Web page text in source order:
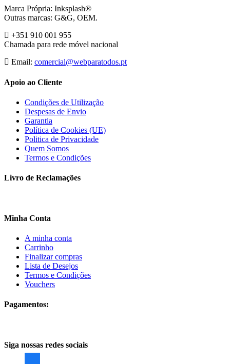
Marca Própria: Inksplash®
Outras marcas: G&G, OEM.
+351 910 001 955
Chamada para rede móvel nacional
Email: comercial@webparatodos.pt
Apoio ao Cliente
Condições de Utilização
Despesas de Envio
Garantia
Política de Cookies (UE)
Politica de Privacidade
Quem Somos
Termos e Condições
Livro de Reclamações
Minha Conta
A minha conta
Carrinho
Finalizar compras
Lista de Desejos
Termos e Condições
Vouchers
Pagamentos:
Siga nossas redes sociais